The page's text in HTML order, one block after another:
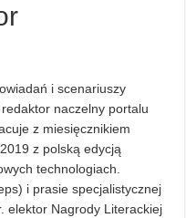
i scenariuszy
naczelny portalu
z miesięcznikiem
z polską edycją
technologiach.
i prasie specjalistycznej
elektor Nagrody Literackiej